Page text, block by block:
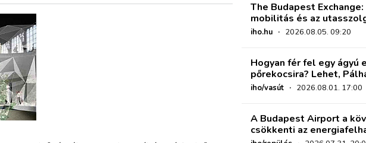
The Budapest
mobilitás és az
iho.hu · 2026.08.05. 09:20
Hogyan fér fel egy ágyú
pőrekocsira? Lehet,
iho/vasút · 2026.08.01. 17:00
A Budapest Airport a
csökkenti az